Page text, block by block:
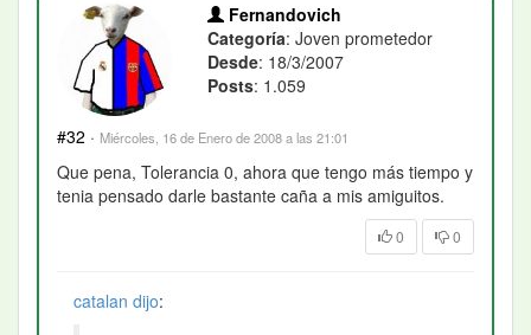
Fernandovich
Categoría: Joven prometedor
Desde: 18/3/2007
Posts: 1.059
#32 · Miércoles, 16 de Enero de 2008 a las 21:01
Que pena, Tolerancia 0, ahora que tengo más tiempo y
tenia pensado darle bastante caña a mis amiguitos.
0 0
catalan dijo: